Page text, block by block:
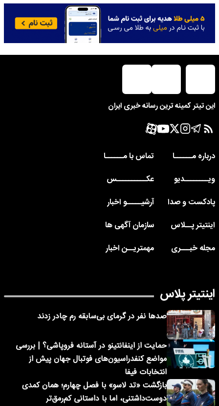
این تیتر کمینه ترین رسانه خبری ایران
درباره مــــــا
تماس با مــــــا
ویــــــــدیو
عکــــــــــس
پادکست و صدا
آرشیـــــو اخبار
اینتیتر پــلاس
سازمان آگهی ها
مجله خبـــری
مهمتریــن اخبار
اینتیتر پلاس
صدها نفر در گرمای بی‌سابقه رم چادر زدند
حمایت از اینفانتینو در آستانه فروپاشی؟ | بررسی
مواضع کنفدراسیون‌های فوتبال جهان پیش از
انتخابات فیفا
بازگشت «تد لاسو» با فصل چهارم؛ همان کمدی
دوست‌داشتنی، اما با داستانی کم‌رمق‌تر